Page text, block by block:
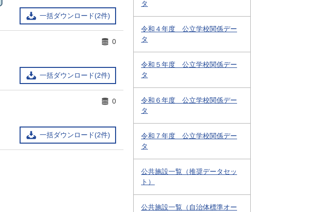
一括ダウンロード(2件)
一括ダウンロード(2件)
0
一括ダウンロード(2件)
0
タ
令和４年度 公立学校関係デー
タ
令和５年度 公立学校関係デー
タ
令和６年度 公立学校関係デー
タ
令和７年度 公立学校関係デー
タ
公共施設一覧（推奨データセッ
ト）
公共施設一覧（自治体標準オー